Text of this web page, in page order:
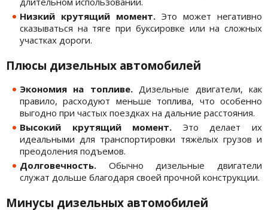
Низкий крутящий момент. Это может негативно
сказываться на тяге при буксировке или на сложных
участках дороги.
Плюсы дизельных автомобилей
Экономия на топливе.Дизельные двигатели, как
правило, расходуют меньше топлива, что особенно
выгодно при частых поездках на дальние расстояния.
Высокий крутящий момент. Это делает их
идеальными для транспортировки тяжёлых грузов и
преодоления подъемов.
Долговечность. Обычно дизельные двигатели
служат дольше благодаря своей прочной конструкции.
Минусы дизельных автомобилей